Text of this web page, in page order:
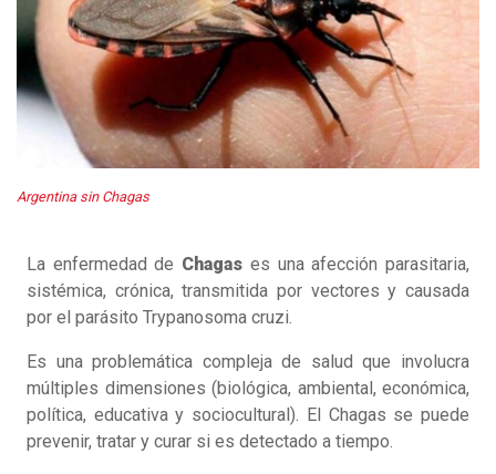
Argentina sin Chagas
La enfermedad de Chagas es una afección parasitaria,
sistémica, crónica, transmitida por vectores y causada
por el parásito Trypanosoma cruzi.
Es una problemática compleja de salud que involucra
múltiples dimensiones (biológica, ambiental, económica,
política, educativa y sociocultural). El Chagas se puede
prevenir, tratar y curar si es detectado a tiempo.